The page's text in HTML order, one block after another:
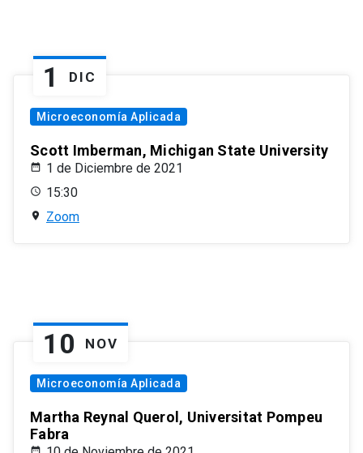
1 DIC
Microeconomía Aplicada
Scott Imberman, Michigan State University
1 de Diciembre de 2021
15:30
Zoom
10 NOV
Microeconomía Aplicada
Martha Reynal Querol, Universitat Pompeu
Fabra